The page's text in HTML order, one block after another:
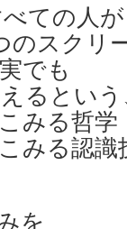
ての人が
のスクリ
でも
るとい
みる哲学
みる認識
を